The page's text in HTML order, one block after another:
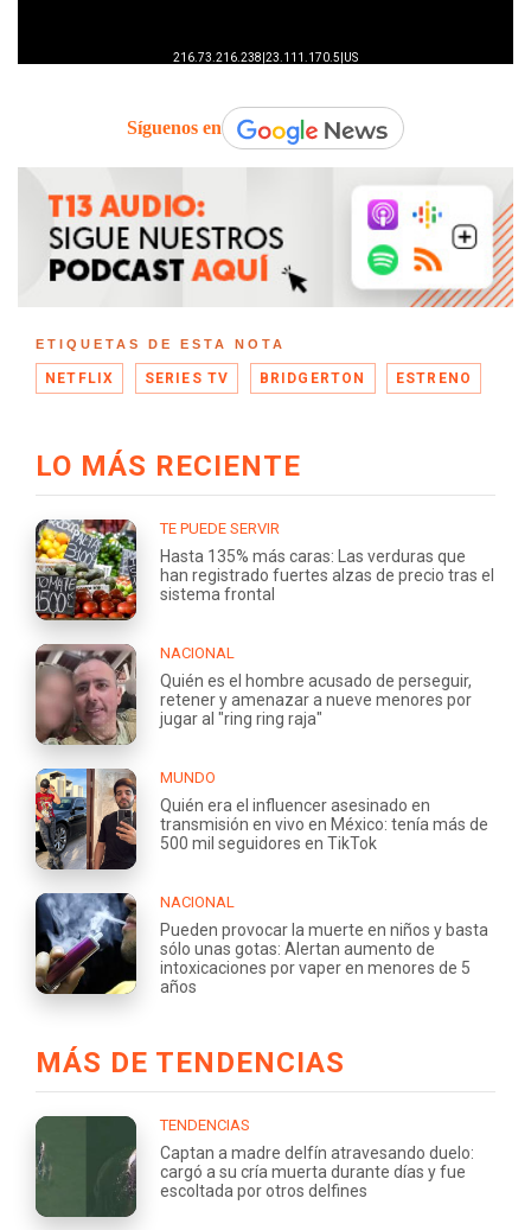
Síguenos en
ETIQUETAS DE ESTA NOTA
NETFLIX SERIES TV BRIDGERTON ESTRENO
LO MÁS RECIENTE
TE PUEDE SERVIR
Hasta 135% más caras: Las verduras que
han registrado fuertes alzas de precio tras el
sistema frontal
NACIONAL
Quién es el hombre acusado de perseguir,
retener y amenazar a nueve menores por
jugar al "ring ring raja"
MUNDO
Quién era el influencer asesinado en
transmisión en vivo en México: tenía más de
500 mil seguidores en TikTok
NACIONAL
Pueden provocar la muerte en niños y basta
sólo unas gotas: Alertan aumento de
intoxicaciones por vaper en menores de 5
años
MÁS DE TENDENCIAS
TENDENCIAS
Captan a madre delfín atravesando duelo:
cargó a su cría muerta durante días y fue
escoltada por otros delfines